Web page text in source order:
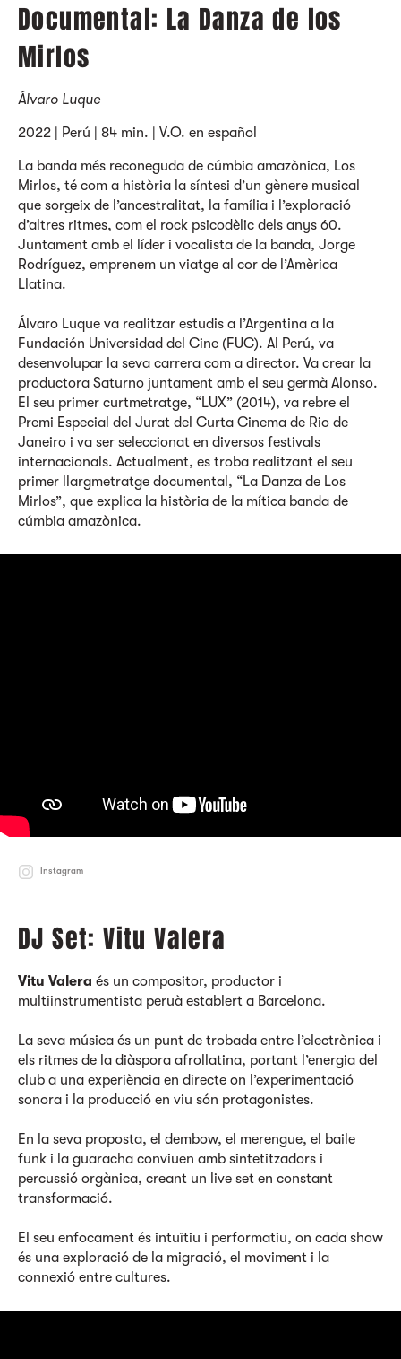
Documental: La Danza de los
Mirlos
Álvaro Luque
2022 | Perú | 84 min. | V.O. en español
La banda més reconeguda de cúmbia amazònica, Los
Mirlos, té com a història la síntesi d’un gènere musical
que sorgeix de l’ancestralitat, la família i l’exploració
d’altres ritmes, com el rock psicodèlic dels anys 60.
Juntament amb el líder i vocalista de la banda, Jorge
Rodríguez, emprenem un viatge al cor de l’Amèrica
Llatina.
Álvaro Luque va realitzar estudis a l’Argentina a la
Fundación Universidad del Cine (FUC). Al Perú, va
desenvolupar la seva carrera com a director. Va crear la
productora Saturno juntament amb el seu germà Alonso.
El seu primer curtmetratge, “LUX” (2014), va rebre el
Premi Especial del Jurat del Curta Cinema de Rio de
Janeiro i va ser seleccionat en diversos festivals
internacionals. Actualment, es troba realitzant el seu
primer llargmetratge documental, “La Danza de Los
Mirlos”, que explica la història de la mítica banda de
cúmbia amazònica.
Instagram
DJ Set: Vitu Valera
Vitu Valera és un compositor, productor i
multiinstrumentista peruà establert a Barcelona.
La seva música és un punt de trobada entre l’electrònica i
els ritmes de la diàspora afrollatina, portant l’energia del
club a una experiència en directe on l’experimentació
sonora i la producció en viu són protagonistes.
En la seva proposta, el dembow, el merengue, el baile
funk i la guaracha conviuen amb sintetitzadors i
percussió orgànica, creant un live set en constant
transformació.
El seu enfocament és intuïtiu i performatiu, on cada show
és una exploració de la migració, el moviment i la
connexió entre cultures.